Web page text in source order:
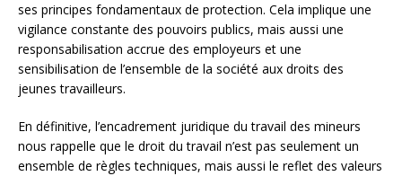
ses principes fondamentaux de protection. Cela implique une
vigilance constante des pouvoirs publics, mais aussi une
responsabilisation accrue des employeurs et une
sensibilisation de l’ensemble de la société aux droits des
jeunes travailleurs.
En définitive, l’encadrement juridique du travail des mineurs
nous rappelle que le droit du travail n’est pas seulement un
ensemble de règles techniques, mais aussi le reflet des valeurs